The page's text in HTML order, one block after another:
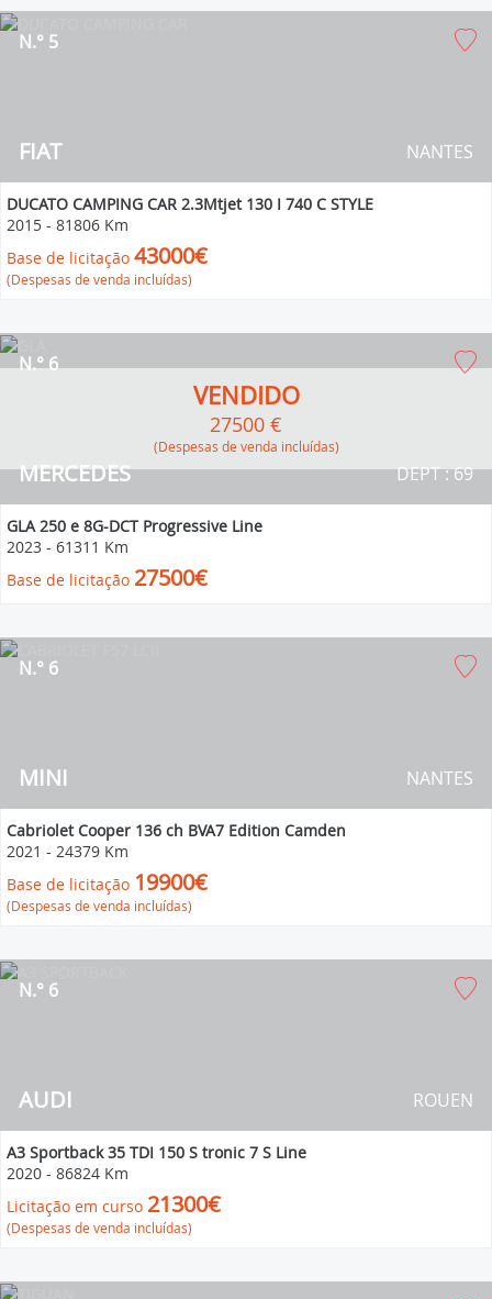
FIAT
N.° 5
NANTES
DUCATO CAMPING CAR 2.3Mtjet 130 I 740 C STYLE
2015 - 81806 Km
Base de licitação 43000€
(Despesas de venda incluídas)
MERCEDES
N.° 6
DEPT : 69
VENDIDO
27500 €
(Despesas de venda incluídas)
GLA 250 e 8G-DCT Progressive Line
2023 - 61311 Km
Base de licitação 27500€
MINI
N.° 6
NANTES
Cabriolet Cooper 136 ch BVA7 Edition Camden
2021 - 24379 Km
Base de licitação 19900€
(Despesas de venda incluídas)
AUDI
N.° 6
ROUEN
A3 Sportback 35 TDI 150 S tronic 7 S Line
2020 - 86824 Km
Licitação em curso 21300€
(Despesas de venda incluídas)